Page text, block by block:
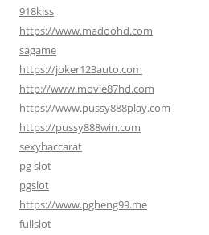
918kiss
https://www.madoohd.com
sagame
https://joker123auto.com
http://www.movie87hd.com
https://www.pussy888play.com
https://pussy888win.com
sexybaccarat
pg slot
pgslot
https://www.pgheng99.me
fullslot